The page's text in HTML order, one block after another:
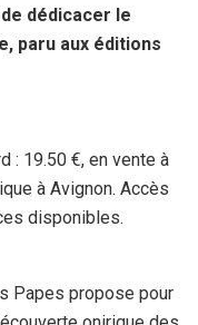
dédicacer le
paru aux éditions
: 19.50 €, en vente à
à Avignon. Accès
disponibles.
Papes propose pour